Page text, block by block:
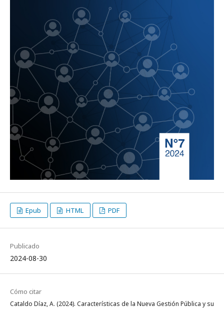
Epub HTML PDF
Publicado
2024-08-30
Cómo citar
Cataldo Díaz, A. (2024). Características de la Nueva Gestión Pública y su